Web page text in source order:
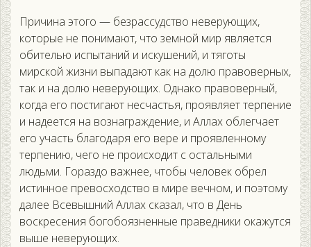
Причина этого — безрассудство неверующих,
которые не понимают, что земной мир является
обителью испытаний и искушений, и тяготы
мирской жизни выпадают как на долю правоверных,
так и на долю неверующих. Однако правоверный,
когда его постигают несчастья, проявляет терпение
и надеется на вознаграждение, и Аллах облегчает
его участь благодаря его вере и проявленному
терпению, чего не происходит с остальными
людьми. Гораздо важнее, чтобы человек обрел
истинное превосходство в мире вечном, и поэтому
далее Всевышний Аллах сказал, что в День
воскресения богобоязненные праведники окажутся
выше неверующих.